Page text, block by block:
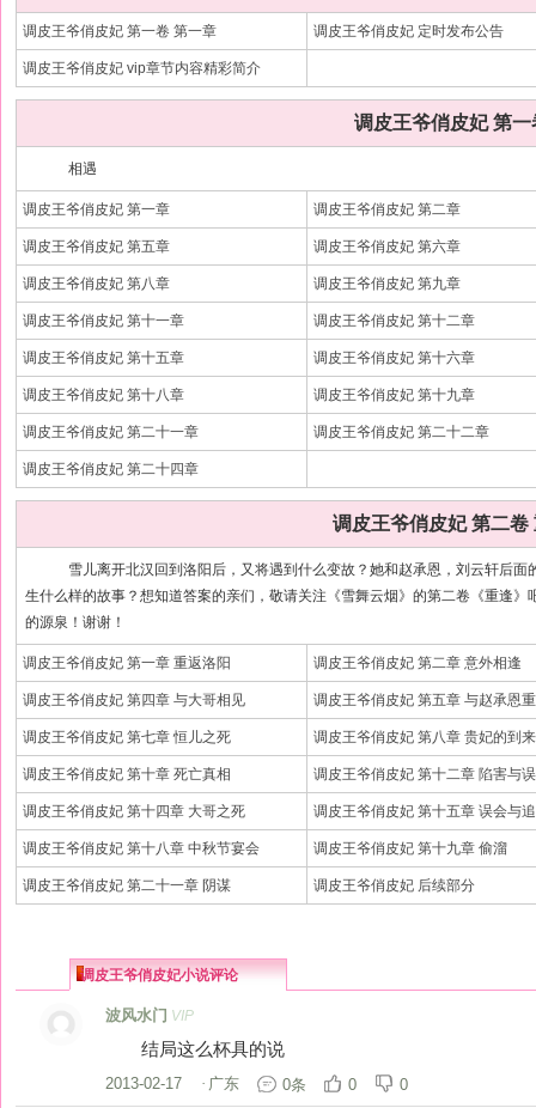
调皮王爷俏皮妃 第一卷 第一章 调皮王爷俏皮妃 定时发布公告
调皮王爷俏皮妃 vip章节内容精彩简介
调皮王爷俏皮妃 第一
相遇
调皮王爷俏皮妃 第一章 调皮王爷俏皮妃 第二章
调皮王爷俏皮妃 第五章 调皮王爷俏皮妃 第六章
调皮王爷俏皮妃 第八章 调皮王爷俏皮妃 第九章
调皮王爷俏皮妃 第十一章 调皮王爷俏皮妃 第十二章
调皮王爷俏皮妃 第十五章 调皮王爷俏皮妃 第十六章
调皮王爷俏皮妃 第十八章 调皮王爷俏皮妃 第十九章
调皮王爷俏皮妃 第二十一章 调皮王爷俏皮妃 第二十二章
调皮王爷俏皮妃 第二十四章
调皮王爷俏皮妃 第二卷
雪儿离开北汉回到洛阳后，又将遇到什么变故？她和赵承恩，刘云轩后面
生什么样的故事？想知道答案的亲们，敬请关注《雪舞云烟》的第二卷《重逢
的源泉！谢谢！
调皮王爷俏皮妃 第一章 重返洛阳 调皮王爷俏皮妃 第二章 意外相逢
调皮王爷俏皮妃 第四章 与大哥相见 调皮王爷俏皮妃 第五章 与赵承恩
调皮王爷俏皮妃 第七章 恒儿之死 调皮王爷俏皮妃 第八章 贵妃的到来
调皮王爷俏皮妃 第十章 死亡真相 调皮王爷俏皮妃 第十二章 陷害与
调皮王爷俏皮妃 第十四章 大哥之死 调皮王爷俏皮妃 第十五章 误会与
调皮王爷俏皮妃 第十八章 中秋节宴会 调皮王爷俏皮妃 第十九章 偷溜
调皮王爷俏皮妃 第二十一章 阴谋 调皮王爷俏皮妃 后续部分
调皮王爷俏皮妃小说评论
波风水门 VIP
结局这么杯具的说
2013-02-17 · 广东 0条 0 0